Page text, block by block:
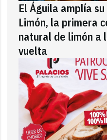
El Águila amplía
Limón, la primera
natural de limón a
vuelta